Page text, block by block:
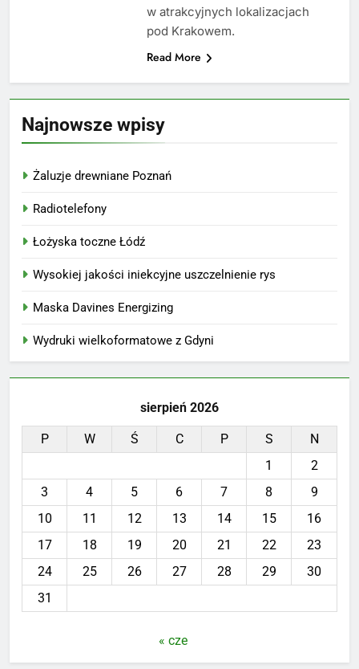
w atrakcyjnych lokalizacjach
pod Krakowem.
Read More
Najnowsze wpisy
Żaluzje drewniane Poznań
Radiotelefony
Łożyska toczne Łódź
Wysokiej jakości iniekcyjne uszczelnienie rys
Maska Davines Energizing
Wydruki wielkoformatowe z Gdyni
sierpień 2026
P W Ś C P S
N
1
2
3
4 5 6 7 8
9
10
11 12 13 14 15
16
17
18 19 20 21 22
23
24
25 26 27 28 29
30
31
« cze